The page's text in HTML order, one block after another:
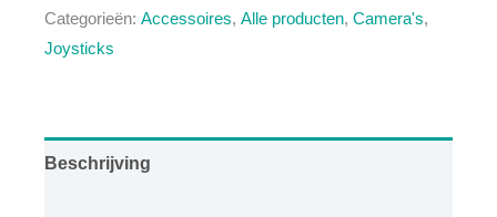
Categorieën: Accessoires, Alle producten, Camera's,
Joysticks
Beschrijving